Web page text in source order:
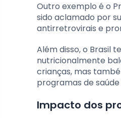
Outro exemplo é o
sido aclamado por
antirretrovirais e
Além disso, o Brasil
nutricionalmente
crianças, mas
programas de
Impacto dos